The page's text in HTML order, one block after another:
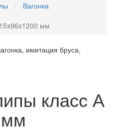
Вагонка
мм
класс А